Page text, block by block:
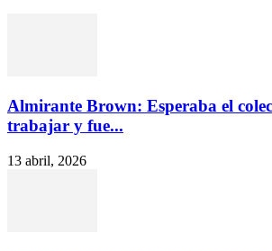
Almirante Brown: Esperaba el
trabajar y fue...
13 abril, 2026